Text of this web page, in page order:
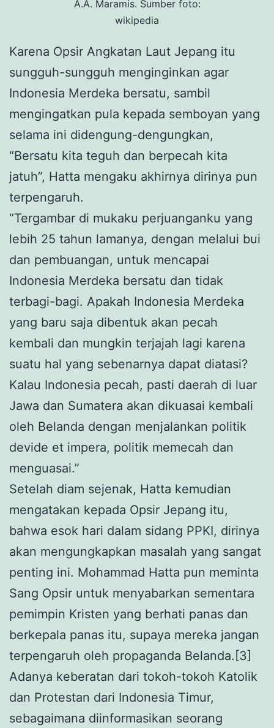
A.A. Maramis. Sumber foto:
wikipedia
Karena Opsir Angkatan Laut Jepang itu
sungguh-sungguh menginginkan agar
Indonesia Merdeka bersatu, sambil
mengingatkan pula kepada semboyan yang
selama ini didengung-dengungkan,
“Bersatu kita teguh dan berpecah kita
jatuh”, Hatta mengaku akhirnya dirinya pun
terpengaruh.
“Tergambar di mukaku perjuanganku yang
lebih 25 tahun lamanya, dengan melalui bui
dan pembuangan, untuk mencapai
Indonesia Merdeka bersatu dan tidak
terbagi-bagi. Apakah Indonesia Merdeka
yang baru saja dibentuk akan pecah
kembali dan mungkin terjajah lagi karena
suatu hal yang sebenarnya dapat diatasi?
Kalau Indonesia pecah, pasti daerah di luar
Jawa dan Sumatera akan dikuasai kembali
oleh Belanda dengan menjalankan politik
devide et impera, politik memecah dan
menguasai.”
Setelah diam sejenak, Hatta kemudian
mengatakan kepada Opsir Jepang itu,
bahwa esok hari dalam sidang PPKI, dirinya
akan mengungkapkan masalah yang sangat
penting ini. Mohammad Hatta pun meminta
Sang Opsir untuk menyabarkan sementara
pemimpin Kristen yang berhati panas dan
berkepala panas itu, supaya mereka jangan
terpengaruh oleh propaganda Belanda.[3]
Adanya keberatan dari tokoh-tokoh Katolik
dan Protestan dari Indonesia Timur,
sebagaimana diinformasikan seorang